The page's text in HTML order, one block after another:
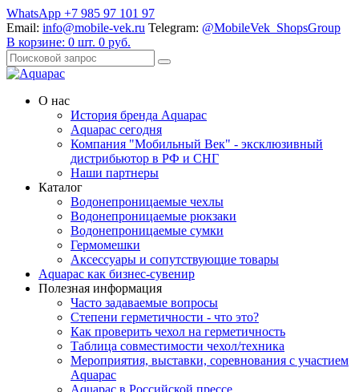
WhatsApp +7 985 97 101 97
Email: info@mobile-vek.ru Telegram: @MobileVek_ShopsGroup
В корзине: 0 шт. 0 руб.
О нас
История бренда Aquapac
Aquapac cегодня
Компания "Мобильный Век" - эксклюзивный
дистрибьютор в РФ и СНГ
Наши партнеры
Каталог
Водонепроницаемые чехлы
Водонепроницаемые рюкзаки
Водонепроницаемые сумки
Гермомешки
Аксессуары и сопутствующие товары
Aquapac как бизнес-сувенир
Полезная информация
Часто задаваемые вопросы
Степени герметичности - что это?
Как проверить чехол на герметичность
Таблица совместимости чехол/техника
Мероприятия, выставки, соревнования с участием
Aquapac
Aquapac в Российской прессе